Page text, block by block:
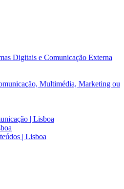
Digitais e Comunicação Externa
Multimédia, Marketing ou
| Lisboa
| Lisboa